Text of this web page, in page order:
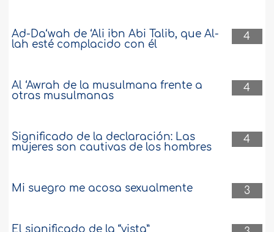
4
Ad-Da‘wah de ‘Ali ibn Abi Talib, que Al-
lah esté complacido con él
4
Al ‘Awrah de la musulmana frente a
otras musulmanas
4
Significado de la declaración: Las
mujeres son cautivas de los hombres
3
Mi suegro me acosa sexualmente
El significado de la “vista”